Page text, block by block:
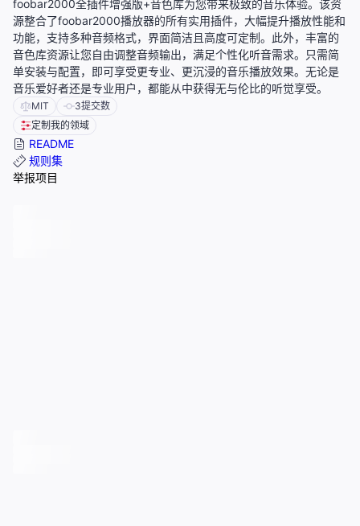
foobar2000全插件增强版+音色库为您带来极致的音乐体验。该资
源整合了foobar2000播放器的所有实用插件，大幅提升播放性能和
功能，支持多种音频格式，界面简洁且高度可定制。此外，丰富的
音色库资源让您自由调整音频输出，满足个性化听音需求。只需简
单安装与配置，即可享受更专业、更沉浸的音乐播放效果。无论是
音乐爱好者还是专业用户，都能从中获得无与伦比的听觉享受。
MIT 3提交数
定制我的领域
README
规则集
举报项目